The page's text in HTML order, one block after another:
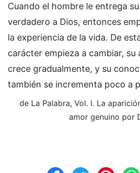
Cuando el hombre le entrega
verdadero a Dios, entonces
la experiencia de la vida. De
carácter empieza a cambiar, su
crece gradualmente, y su
también se incrementa poco a
de La Palabra, Vol. I. La
amor genuino por